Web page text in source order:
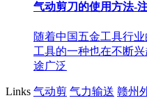
气动剪刀的使用方法-
随着中国五金工具行
工具的一种也在不断
途广泛
Links 气动剪 气力输送 赣州